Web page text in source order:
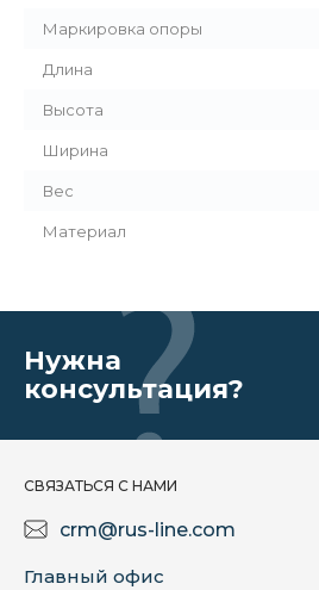
Маркировка опоры
Длина
Высота
Ширина
Вес
Материал
Нужна
консультация?
СВЯЗАТЬСЯ С НАМИ
crm@rus-line.com
Главный офис